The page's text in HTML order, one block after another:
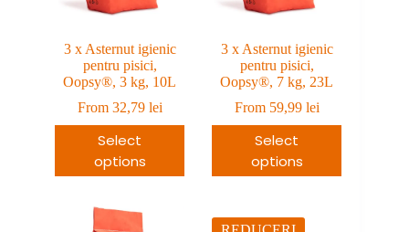
3 x Asternut igienic
pentru pisici,
Oopsy®, 3 kg, 10L
From 32,79 lei
Select
options
3 x Asternut igienic
pentru pisici,
Oopsy®, 7 kg, 23L
From 59,99 lei
Select
options